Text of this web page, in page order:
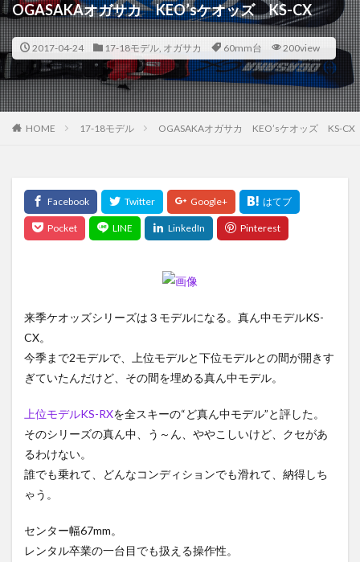
OGASAKAオガサカ KEO’sケオッズ KS-CX
2017-04-24 17-18モデル, オガサカ 60mm台 200view
HOME 17-18モデル OGASAKAオガサカ KEO’sケオッズ KS-CX
来季ケオッズシリーズは３モデルになる。真ん中モデルKS-
CX。
今季まで2モデルで、上位モデルと下位モデルとの間が開きす
ぎていたんだけど、その間を埋める真ん中モデル。
上位モデルKS-RXを全スキーの“ど真ん中モデル”と評した。
そのシリーズの真ん中、う～ん、ややこしいけど、クセがあ
るわけない。
誰でも乗れて、どんなコンディションでも滑れて、納得しち
ゃう。
センター幅67mm。
レンタル卒業の一台目でも扱える操作性。